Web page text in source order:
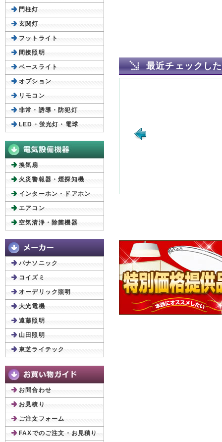
最近チェックし
門柱灯
玄関灯
フットライト
間接照明
ベースライト
オプション
リモコン
非常・誘導・防犯灯
LED・蛍光灯・電球
換気扇
火災警報器・煙探知機
インターホン・ドアホン
エアコン
空気清浄・除菌機器
パナソニック
コイズミ
オーデリック照明
大光電機
遠藤照明
山田照明
東芝ライテック
お問合わせ
お見積り
ご注文フォーム
FAXでのご注文・お見積り